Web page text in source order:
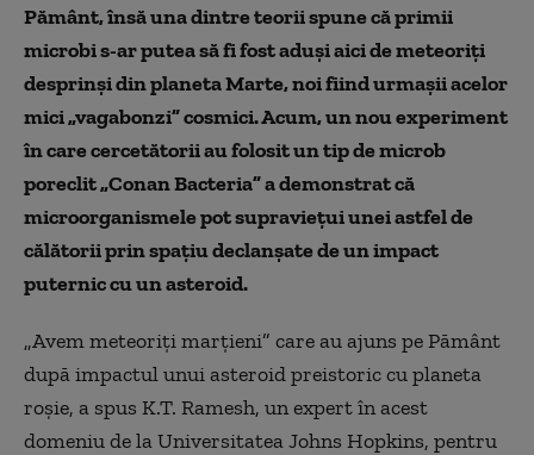
Pământ, însă una dintre teorii spune că primii
microbi s-ar putea să fi fost aduși aici de meteoriți
desprinși din planeta Marte, noi fiind urmașii acelor
mici „vagabonzi” cosmici. Acum, un nou experiment
în care cercetătorii au folosit un tip de microb
poreclit „Conan Bacteria” a demonstrat că
microorganismele pot supraviețui unei astfel de
călătorii prin spațiu declanșate de un impact
puternic cu un asteroid.
„Avem meteoriți marțieni” care au ajuns pe Pământ
după impactul unui asteroid preistoric cu planeta
roșie, a spus K.T. Ramesh, un expert în acest
domeniu de la Universitatea Johns Hopkins, pentru